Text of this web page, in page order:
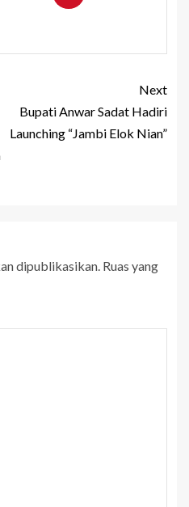
Next
Bupati Anwar Sadat Hadiri
Launching “Jambi Elok Nian”
dipublikasikan. Ruas yang